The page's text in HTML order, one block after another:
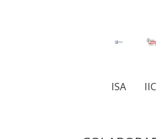
ISA